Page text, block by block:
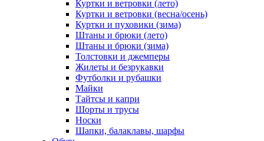
Куртки и ветровки (лето)
Куртки и ветровки (весна/осень)
Куртки и пуховики (зима)
Штаны и брюки (лето)
Штаны и брюки (зима)
Толстовки и джемперы
Жилеты и безрукавки
Футболки и рубашки
Майки
Тайтсы и капри
Шорты и трусы
Носки
Шапки, балаклавы, шарфы